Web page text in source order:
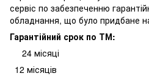
сервіс по забезпеченню
обладнання, що було придбане
Гарантійний срок по ТМ:
24 місяці
12 місяців